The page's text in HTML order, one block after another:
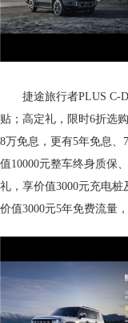
捷途旅行者PLUS C-
贴；高定礼，限时6折选
8万免息，更有5年免息
值10000元整车终身质保
礼，享价值3000元充电
价值3000元5年免费流量